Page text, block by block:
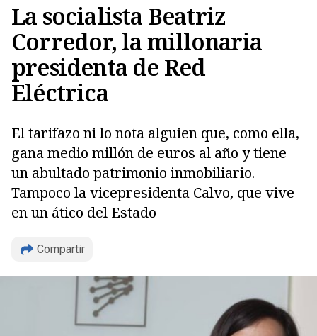
La socialista Beatriz
Corredor, la millonaria
presidenta de Red
Eléctrica
El tarifazo ni lo nota alguien que, como ella,
gana medio millón de euros al año y tiene
un abultado patrimonio inmobiliario.
Tampoco la vicepresidenta Calvo, que vive
en un ático del Estado
Compartir